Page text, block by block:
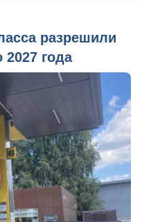
разрешили
года